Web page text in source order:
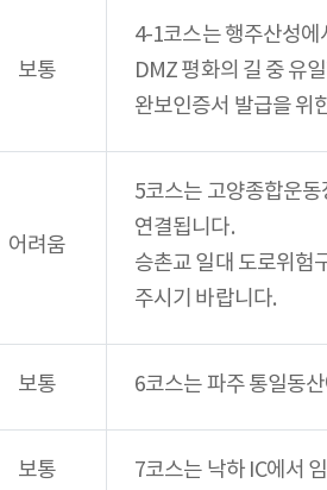
보통
4-1코스는 행주산성
DMZ 평화의 길 중 유
완보인증서 발급을 위
어려움
5코스는 고양종합운
연결됩니다.
승촌교 일대 도로위험
주시기 바랍니다.
보통 6코스는 파주 통일동
보통 7코스는 낙하 IC에서